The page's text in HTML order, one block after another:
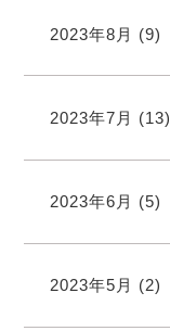
2023年8月 (9)
2023年7月 (13)
2023年6月 (5)
2023年5月 (2)